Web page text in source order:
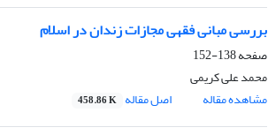
بررسی مبانی فقهی مجازات زندان در اسلام
صفحه138-152
محمد علی کریمی
مشاهده مقاله
اصل مقاله 458.86 K